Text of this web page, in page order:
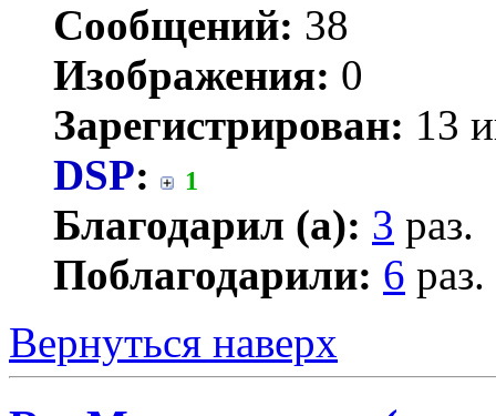
Сообщений: 38
Изображения: 0
Зарегистрирован: 13
DSP: 1
Благодарил (а): 3 раз.
Поблагодарили: 6 раз.
Вернуться наверх